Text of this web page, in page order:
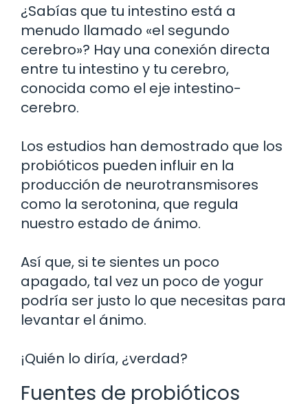
¿Sabías que tu intestino está a
menudo llamado «el segundo
cerebro»? Hay una conexión directa
entre tu intestino y tu cerebro,
conocida como el eje intestino-
cerebro.
Los estudios han demostrado que los
probióticos pueden influir en la
producción de neurotransmisores
como la serotonina, que regula
nuestro estado de ánimo.
Así que, si te sientes un poco
apagado, tal vez un poco de yogur
podría ser justo lo que necesitas para
levantar el ánimo.
¡Quién lo diría, ¿verdad?
Fuentes de probióticos